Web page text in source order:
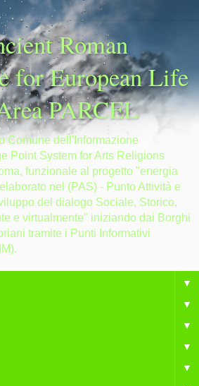
Roman
for European Life
PARCEL
Comune dell'Informazione
Point System for Arts Religions
funzionale al progetto "energia
nel (PAS) - Punto Attività e
del dialogo Sociale, Storico,
e virtualmente" iniziando dai Borghi
tramite i Punti Informativi
▼
▼
▼
▼
▼